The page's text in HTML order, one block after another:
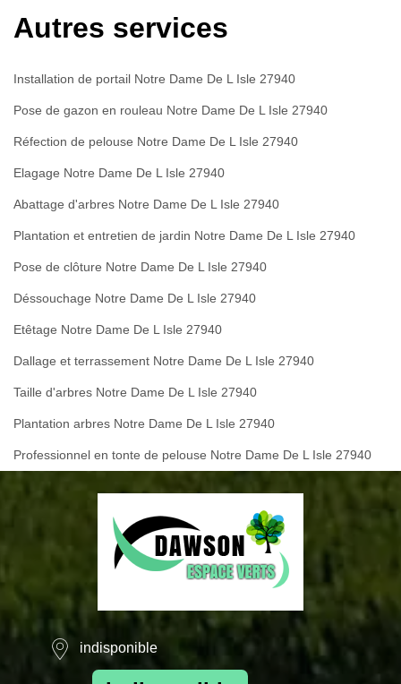
Autres services
Installation de portail Notre Dame De L Isle 27940
Pose de gazon en rouleau Notre Dame De L Isle 27940
Réfection de pelouse Notre Dame De L Isle 27940
Elagage Notre Dame De L Isle 27940
Abattage d'arbres Notre Dame De L Isle 27940
Plantation et entretien de jardin Notre Dame De L Isle 27940
Pose de clôture Notre Dame De L Isle 27940
Déssouchage Notre Dame De L Isle 27940
Etêtage Notre Dame De L Isle 27940
Dallage et terrassement Notre Dame De L Isle 27940
Taille d'arbres Notre Dame De L Isle 27940
Plantation arbres Notre Dame De L Isle 27940
Professionnel en tonte de pelouse Notre Dame De L Isle 27940
indisponible